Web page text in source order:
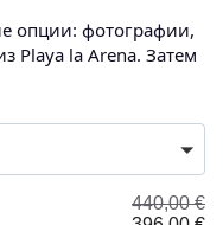
опции: фотографии,
Playa la Arena. Затем
440,00€